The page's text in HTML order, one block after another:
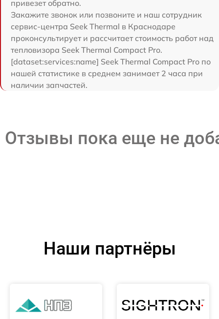
привезет обратно.
Закажите звонок или позвоните и наш сотрудник
сервис-центра Seek Thermal в Краснодаре
проконсультирует и рассчитает стоимость работ над
тепловизора Seek Thermal Compact Pro.
[dataset:services:name] Seek Thermal Compact Pro по
нашей статистике в среднем занимает 2 часа при
наличии запчастей.
Отзывы пока еще не
Наши партнёры